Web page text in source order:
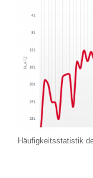
Häufigkeitsstatistik